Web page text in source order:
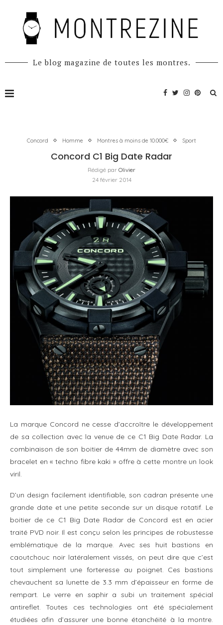
Le blog magazine de toutes les montres.
Concord Homme Montres à moins de 10.000€ Sport
Concord C1 Big Date Radar
Rédigé par Olivier
24 février 2014
La marque Concord ne cesse d’accroître le développement
de sa collection avec la venue de ce C1 Big Date Radar. La
combinaison de son boitier de 44mm de diamètre avec son
bracelet en « techno fibre kaki » offre à cette montre un look
viril.
D’un design facilement identifiable, son cadran présente une
grande date et une petite seconde sur un disque rotatif. Le
boitier de ce C1 Big Date Radar de Concord est en acier
traité PVD noir. Il est conçu selon les principes de robustesse
emblématique de la marque. Avec ses huit bastions en
caoutchouc noir latéralement vissés, on peut dire que c’est
tout simplement une forteresse au poignet. Ces bastions
chevauchent sa lunette de 3.3 mm d’épaisseur en forme de
rempart. Le verre en saphir a subi un traitement spécial
antireflet. Toutes ces technologies ont été spécialement
étudiées afin d’assurer une bonne étanchéité à la montre.